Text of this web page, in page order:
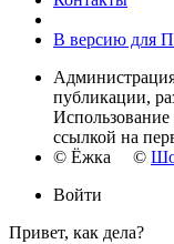
В версию для
Администрация
публикации,
Использование
ссылкой на
© Ёжка ©
Войти
Привет, как дела?